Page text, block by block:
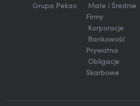
Grupa Pekao
Małe i Średnie
Firmy
Korporacje
Bankowość
Prywatna
Obligacje
Skarbowe